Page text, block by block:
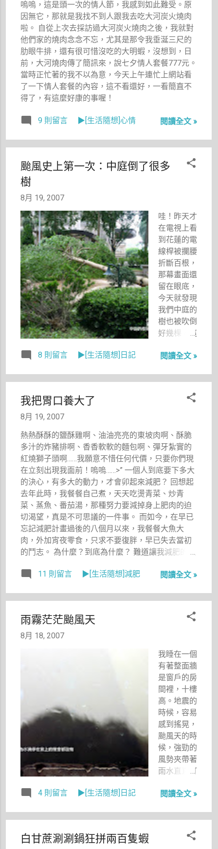
嗚嗚，這是頭一次的情人節，我感到如此難受。原
因無它，那就是我找不到人跟我去吃大河炭火燒肉
啦。 自從上次去採訪過大河炭火燒肉之後，我就對
他們家的燒肉念念不忘，尤其是那令我垂涎三尺的
肋眼牛排，還有很可惜沒吃的大明蝦，沒想到，日
前，大河燒肉傳了簡訊來，說七夕情人套餐777元。
當時正忙著的我不以為意，今天上午連忙上網站看
了一下情人套餐的內容，這不看還好，一看簡直不
得了，有這麼好康的事喔！
9 則留言 ▶[生活隨想]心情 閱讀全文 »
颱風史上第一次：中庭倒了很多
樹
8月 19, 2007
哇！昨天才
在電視上看
到花蓮的電
線桿被攔腰
折斷百根，
那幕畫面還
留在眼底，
今天就發現
我們中庭的
樹也被吹倒
好幾棵，這
裡三年多來
的，可怕的
啊。 以前
天下樓中庭
很乾淨，可
能警衛跟清
潔人員整理
過了，斷樹
也被移到一
邊了，不過
這被連根拔
起又斷成兩
截的樹，還
是讓我很震
喔，趕緊帶
下斷樹殘
8 則留言 ▶[生活隨想]日記 閱讀全文 »
我把胃口養大了
8月 19, 2007
熱熱酥酥的鹽酥雞啊、油油亮亮的東坡肉啊、酥脆
多汁的炸豬排啊、香香軟軟的麵包啊、彈牙紮實的
紅燒獅子頭啊……我願意不惜任何代價，只要你們現
在立刻出現我面前！嗚嗚……>” 一個人到底要下多大
的決心，有多大的動力，才會卯起來減肥？ 回想起
去年此時，我餐餐自己煮，天天吃燙青菜、炒青
菜、蒸魚、番茄湯，那種努力要減掉身上肥肉的迫
切渴望，真是不可思議的一件事。 而如今，在早已
忘記減肥計畫過後的八個月以來，我餐餐大魚大
肉，外加宵夜零食，只求不要復胖，早已失去當初
的鬥志。 為什麼？到底為什麼？ 難道讓我減肥的理
的自己？ 當過胖子的人都會知道，當胖子有多麼的
不能往回走。 這一個月來，我真的意識到自己胖
了！ 拍照臉變肥，大腿好像也變粗，贅肉變多，體
重計的數字在兩個數字間擺盪著，這一切都實實在
在說明著，對，我胖了！ 胖了不能小看的一公斤或
的小腹突出、腿變粗、屁股變大、雙下巴也明顯
了。 於是，我努力回想著去年此時減肥時的意志力
及心情，告訴自己不能再這樣下去了，今天以後，
「妳，楊小禎，要清心寡欲，少吃多動，好好想想
有一天穿上夢寐以求的細肩帶洋裝時的模樣。」 可
是，這八個多月來，不忘聚餐大魚大肉的我，胃口
真的被養大了。 昨晚，優格、桃子、豆乾，讓我好
空虛。 今晚，番茄湯、高麗菜、芭樂，也讓我一直
空虛。 眼中看著電影料理鼠王的普羅旺斯燉菜，好
想來一口。（不過不要是老鼠煮的啦！） 心中想著
燒肉、鹽酥雞、滷味、肉丸子，恨不得眼前的番茄
多點油香味。 我是怎麼了？ 難道一切真的「由奢入
請讓我再度找到減肥的動力吧。 對，你，就是你，
請不要吝於對楊小禎說實話，一句「妳真的很
胖！」或許就可以抌救我離肥胖的深淵！ 楊小禎
11 則留言 ▶[生活隨想]減肥 閱讀全文 »
雨霧茫茫颱風天
8月 18, 2007
我睡在一個
有著整面牆
是窗戶的房
間裡，十樓
高。地震的
時候，容易
感到搖晃，
颱風天的時
候，強勁的
風勢夾帶著
雨水直直打
也因此，每
特別担憂，
如果是白天
還好，坐在
4 則留言 ▶[生活隨想]日記 閱讀全文 »
白甘蔗涮涮鍋狂拼兩百隻蝦